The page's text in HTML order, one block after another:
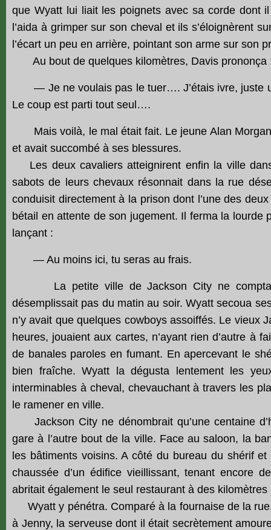
que Wyatt lui liait les poignets avec sa corde dont
l’aida à grimper sur son cheval et ils s’éloignèrent
l’écart un peu en arrière, pointant son arme sur son
Au bout de quelques kilomètres, Davis prononça
— Je ne voulais pas le tuer…. J’étais ivre, juste
Le coup est parti tout seul….
Mais voilà, le mal était fait. Le jeune Alan Morgan
et avait succombé à ses blessures.
Les deux cavaliers atteignirent enfin la ville
sabots de leurs chevaux résonnait dans la rue
conduisit directement à la prison dont l’une des
bétail en attente de son jugement. Il ferma la lourde
lançant :
— Au moins ici, tu seras au frais.
La petite ville de Jackson City ne comptait
désemplissait pas du matin au soir. Wyatt secoua
n’y avait que quelques cowboys assoiffés. Le vieux
heures, jouaient aux cartes, n’ayant rien d’autre à
de banales paroles en fumant. En apercevant le
bien fraîche. Wyatt la dégusta lentement les
interminables à cheval, chevauchant à travers les
le ramener en ville.
Jackson City ne dénombrait qu’une centaine
gare à l’autre bout de la ville. Face au saloon, la
les bâtiments voisins. A côté du bureau du shérif
chaussée d’un édifice vieillissant, tenant encore
abritait également le seul restaurant à des kilomètres
Wyatt y pénétra. Comparé à la fournaise de la
à Jenny, la serveuse dont il était secrètement